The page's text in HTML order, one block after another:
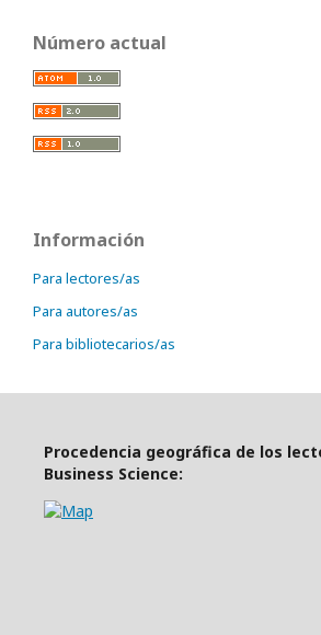
Número actual
Información
Para lectores/as
Para autores/as
Para bibliotecarios/as
Procedencia geográfica de los
Business Science: